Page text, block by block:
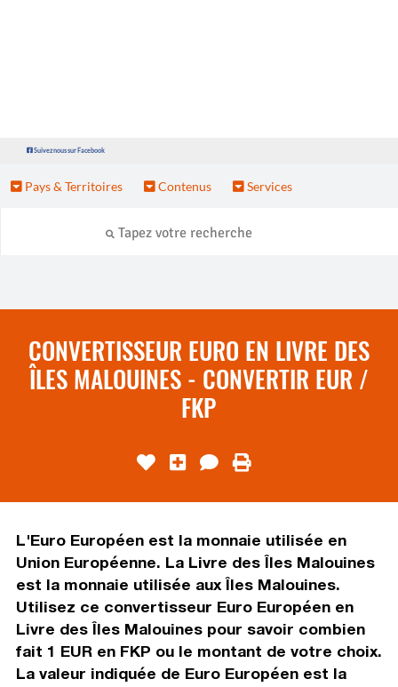
Suivez nous sur Facebook
Pays & Territoires Contenus Services
CONVERTISSEUR EURO EN LIVRE DES
ÎLES MALOUINES - CONVERTIR EUR /
FKP
L'Euro Européen est la monnaie utilisée en
Union Européenne. La Livre des Îles Malouines
est la monnaie utilisée aux Îles Malouines.
Utilisez ce convertisseur Euro Européen en
Livre des Îles Malouines pour savoir combien
fait 1 EUR en FKP ou le montant de votre choix.
La valeur indiquée de Euro Européen est la